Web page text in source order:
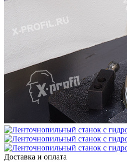
Доставка и оплата